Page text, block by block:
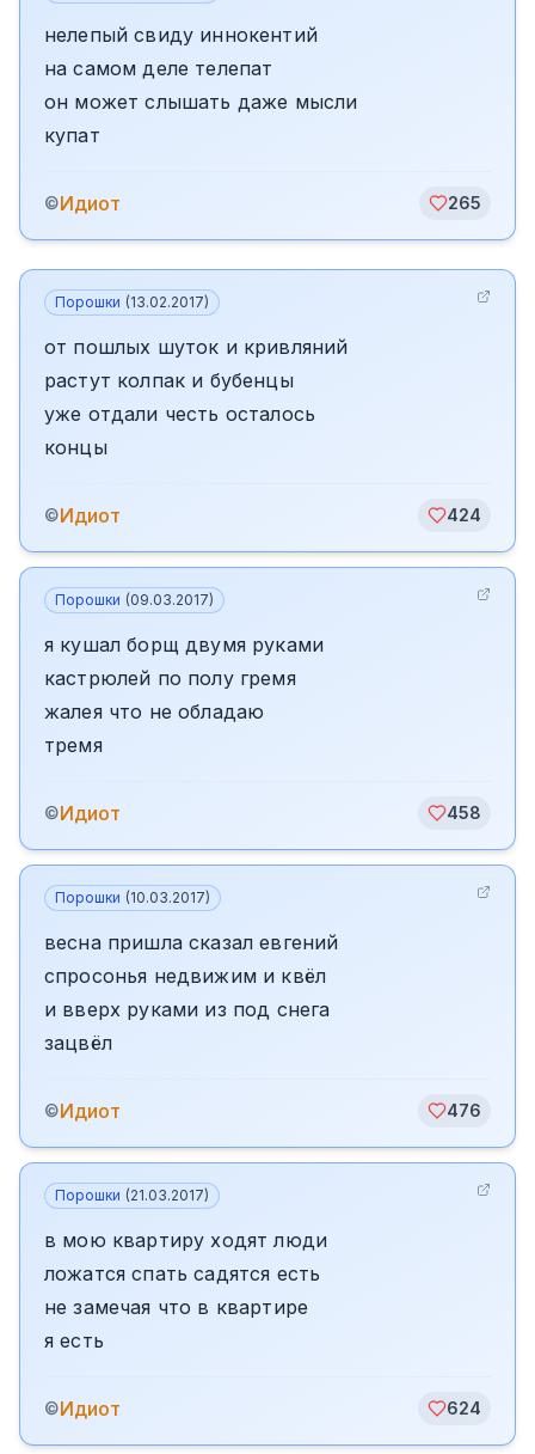
нелепый свиду иннокентий
на самом деле телепат
он может слышать даже мысли
купат
©Идиот 265
Порошки (13.02.2017)
от пошлых шуток и кривляний
растут колпак и бубенцы
уже отдали честь осталось
концы
©Идиот 424
Порошки (09.03.2017)
я кушал борщ двумя руками
кастрюлей по полу гремя
жалея что не обладаю
тремя
©Идиот 458
Порошки (10.03.2017)
весна пришла сказал евгений
спросонья недвижим и квёл
и вверх руками из под снега
зацвёл
©Идиот 476
Порошки (21.03.2017)
в мою квартиру ходят люди
ложатся спать садятся есть
не замечая что в квартире
я есть
©Идиот 624